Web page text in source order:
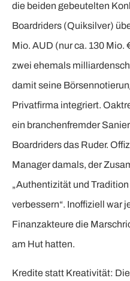
die beiden gebeutelten
Boardriders (Quiksilver)
Mio. AUD (nur ca. 130 Mio.
zwei ehemals
damit seine
Privatfirma integriert.
ein branchenfremder
Boardriders das Ruder.
Manager damals, der
„Authentizität und
verbessern“. Inoffiziell war
Finanzakteure die
am Hut hatten.
Kredite statt Kreativität: